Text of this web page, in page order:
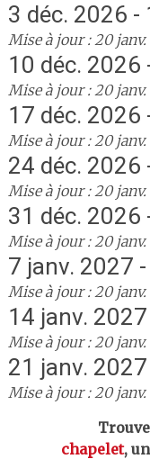
3 déc. 2026 -
Mise à jour : 20
10 déc. 2026
Mise à jour : 20
17 déc. 2026
Mise à jour : 20
24 déc. 2026
Mise à jour : 20
31 déc. 2026
Mise à jour : 20
7 janv. 2027
Mise à jour : 20
14 janv.
Mise à jour : 20
21 janv.
Mise à jour : 20
Trouver :
chapelet,